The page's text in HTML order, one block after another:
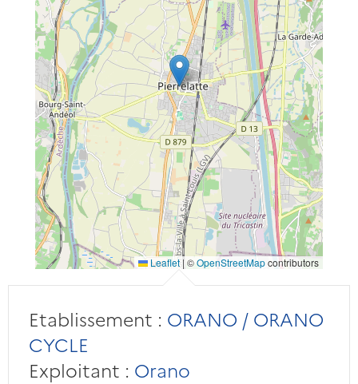
Leaflet | ©OpenStreetMapcontributors
Etablissement : ORANO / ORANO
CYCLE
Exploitant : Orano